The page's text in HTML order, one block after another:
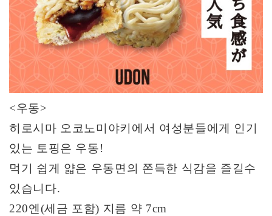
<우동>
히로시마 오코노미야키에서 여성분들에게 인기
있는 토핑은 우동!
먹기 쉽게 얇은 우동면의 쫀득한 식감을 즐길수
있습니다.
220엔 (세금 포함) 지름 약 7cm